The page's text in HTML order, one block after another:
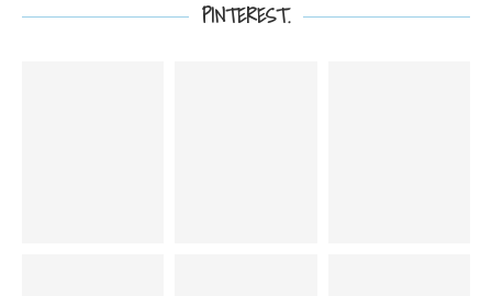
PINTEREST.